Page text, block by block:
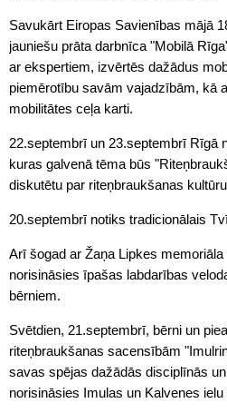
Savukārt Eiropas Savienības mājā
jauniešu prāta darbnīca "Mobilā
ar ekspertiem, izvērtēs dažādus
piemērotību savām vajadzībām, kā
mobilitātes ceļa karti.
22.septembrī un 23.septembrī Rīgā
kuras galvenā tēma būs
diskutētu par riteņbraukšanas
20.septembrī notiks tradicionālais
Arī šogad ar Žaņa Lipkes
norisināsies īpašas labdarības
bērniem.
Svētdien, 21.septembrī, bērni un
riteņbraukšanas sacensībām
savas spējas dažādās disciplīnās
norisināsies Imulas un Kalvenes ielu